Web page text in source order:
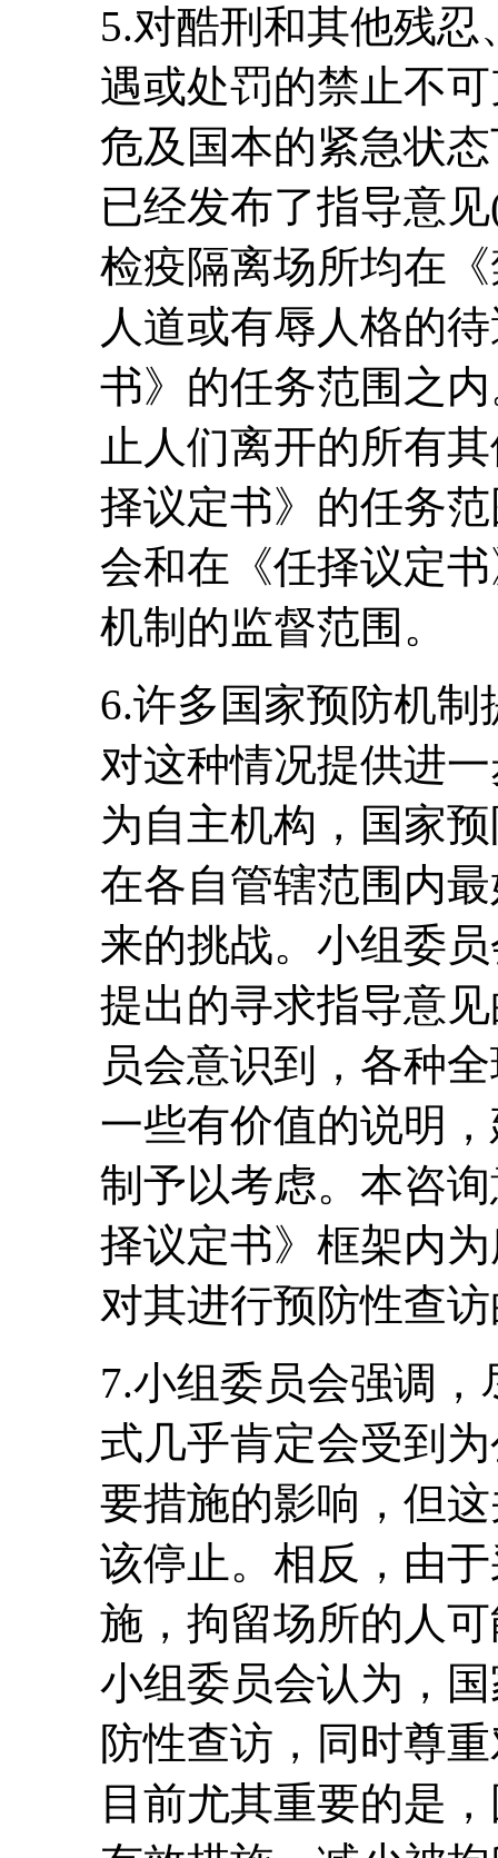
5.对酷刑和其他残
遇或处罚的禁止不
危及国本的紧急状
已经发布了指导意
检疫隔离场所均在
人道或有辱人格的
书》的任务范围之
止人们离开的所有
择议定书》的任务
会和在《任择议定
机制的监督范围。
6.许多国家预防机
对这种情况提供进
为自主机构，国家
在各自管辖范围内
来的挑战。小组委
提出的寻求指导意
员会意识到，各种
一些有价值的说明
制予以考虑。本咨
择议定书》框架内
对其进行预防性查
7.小组委员会强调
式几乎肯定会受到
要措施的影响，但
该停止。相反，由
施，拘留场所的人
小组委员会认为，
防性查访，同时尊
目前尤其重要的是